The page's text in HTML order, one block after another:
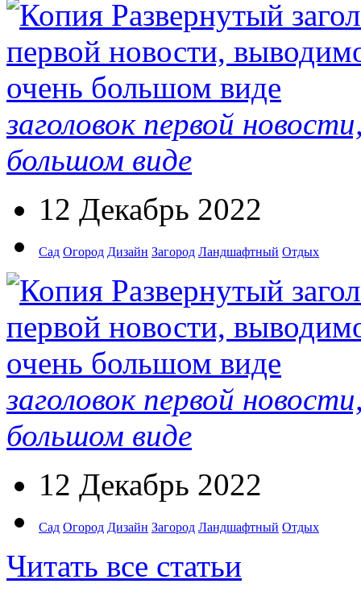
заголовок первой
большом виде
12 Декабрь 2022
Сад Огород Дизайн Загород Ландшафтный Отдых
заголовок первой
большом виде
12 Декабрь 2022
Сад Огород Дизайн Загород Ландшафтный Отдых
Читать все статьи